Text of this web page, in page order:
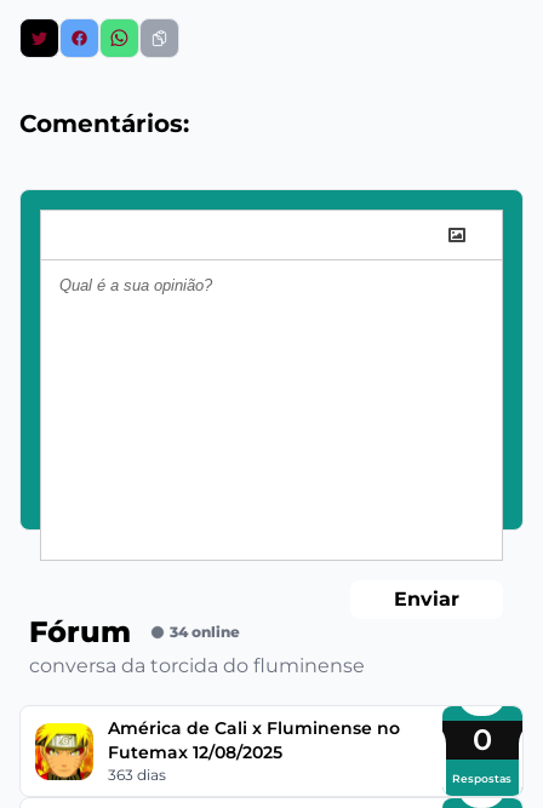
Comentários:
Enviar
Fórum 34 online
conversa da torcida do fluminense
América de Cali x Fluminense no
Futemax 12/08/2025
363 dias
0
Respostas